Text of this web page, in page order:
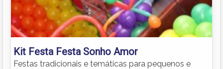
Kit Festa Festa Sonho Amor
Festas tradicionais e temáticas para pequenos e